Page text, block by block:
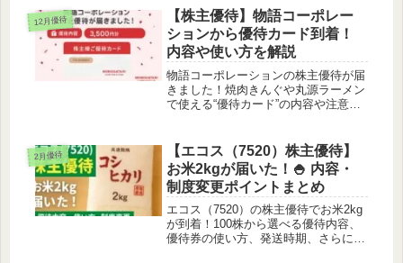
適用される「1年以上の継続保有条
件」など重要な変更点について分かり
やすくブログで紹介します！
12月優待
【株主優待】物語コーポレー
ションから優待カード到着！
内容や使い方を解説
物語コーポレーションの株主優待が届
きました！焼肉きんぐや丸源ラーメン
で使える“優待カード”の内容や注意点
2月優待
【エコス（7520）株主優待】
お米2kgが届いた！🍚 内容・
制度変更ポイントまとめ
エコス（7520）の株主優待でお米2kg
が到着！100株から選べる優待内容、
優待券の使い方、発送時期、さらに